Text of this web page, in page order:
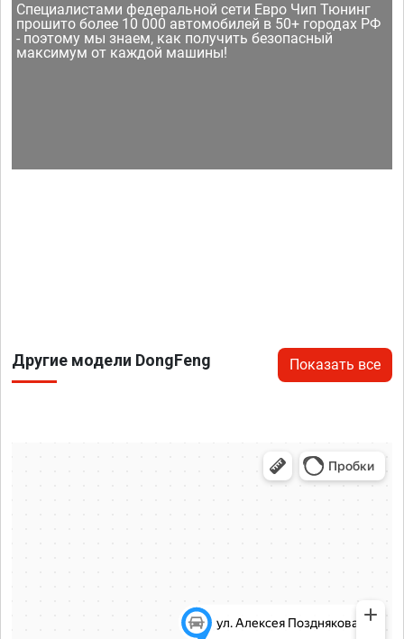
Специалистами федеральной сети Евро Чип Тюнинг
прошито более 10 000 автомобилей в 50+ городах РФ
- поэтому мы знаем, как получить безопасный
максимум от каждой машины!
Другие модели DongFeng Показать все